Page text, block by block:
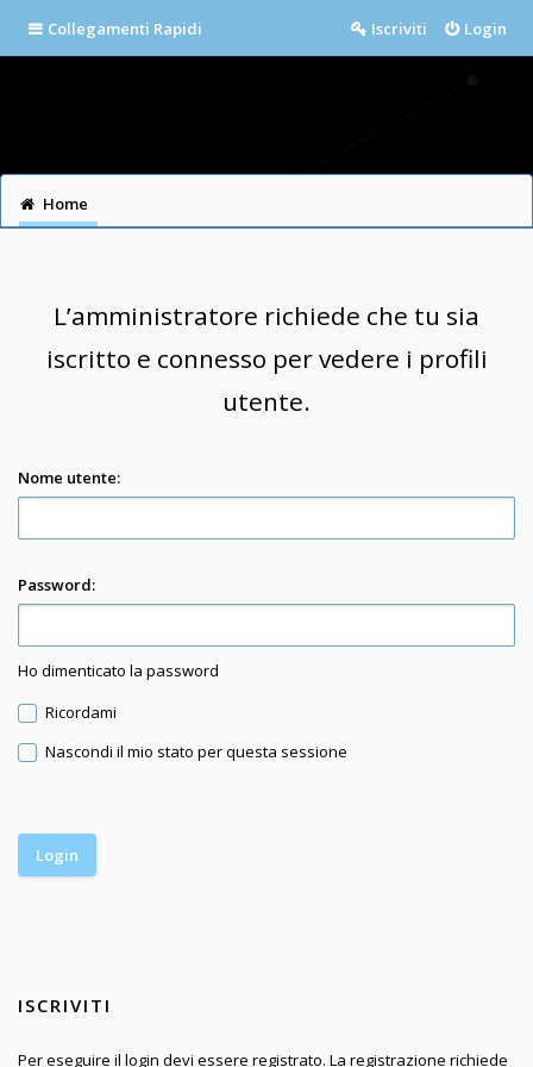
Collegamenti Rapidi Login
Iscriviti
Home
L’amministratore richiede che tu sia
iscritto e connesso per vedere i profili
utente.
Nome utente:
Password:
Ho dimenticato la password
Ricordami
Nascondi il mio stato per questa sessione
ISCRIVITI
Per eseguire il login devi essere registrato. La registrazione richiede